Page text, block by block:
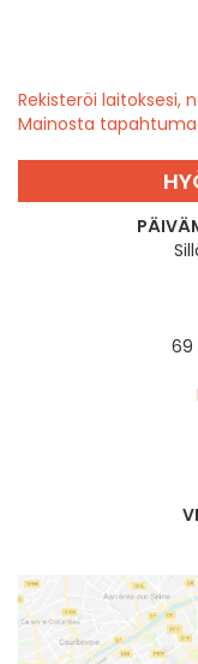
Rekisteröi laitoksesi,
Mainosta
69